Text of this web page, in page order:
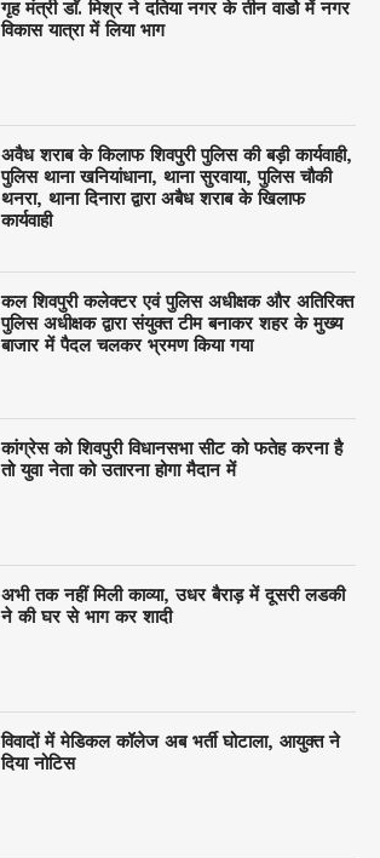
गृह मंत्री डाॅ. मिश्र ने दतिया नगर के तीन वार्डो में नगर
विकास यात्रा में लिया भाग
अवैध शराब के किलाफ शिवपुरी पुलिस की बड़ी कार्यवाही,
पुलिस थाना खनियांधाना, थाना सुरवाया, पुलिस चौकी
थनरा, थाना दिनारा द्वारा अबैध शराब के खिलाफ
कार्यवाही
कल शिवपुरी कलेक्टर एवं पुलिस अधीक्षक और अतिरिक्त
पुलिस अधीक्षक द्वारा संयुक्त टीम बनाकर शहर के मुख्य
बाजार में पैदल चलकर भ्रमण किया गया
कांग्रेस को शिवपुरी विधानसभा सीट को फतेह करना है
तो युवा नेता को उतारना होगा मैदान में
अभी तक नहीं मिली काव्या, उधर बैराड़ में दूसरी लडकी
ने की घर से भाग कर शादी
विवादों में मेडिकल कॉलेज अब भर्ती घोटाला, आयुक्त ने
दिया नोटिस